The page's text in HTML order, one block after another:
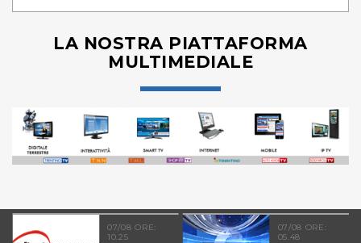
LA NOSTRA PIATTAFORMA
MULTIMEDIALE
07/08 ORE:
10.25
07/08 ORE:
05.48